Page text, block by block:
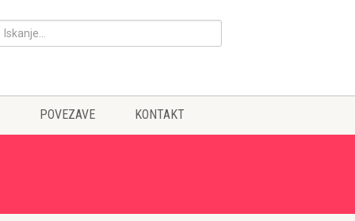
POVEZAVE KONTAKT